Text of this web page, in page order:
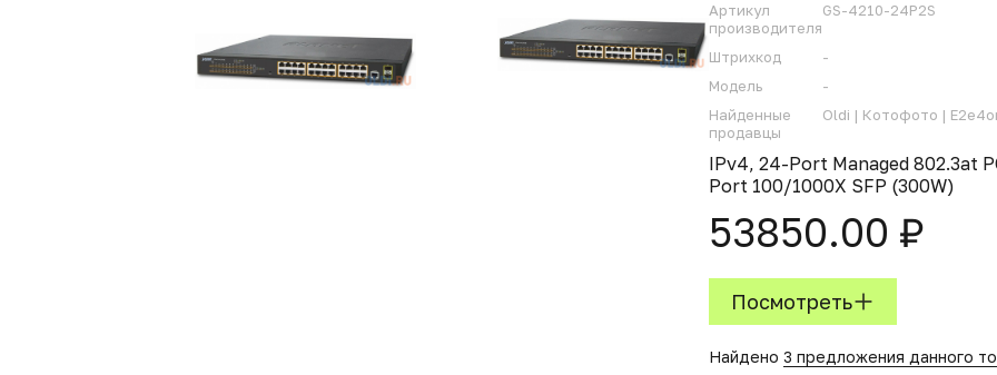
Артикул
производителя
GS-4210-24P2S
Штрихкод
-
Модель
-
Найденные
продавцы
Oldi | Котофото |
IPv4, 24-Port Managed 802.3at
Port 100/1000X SFP (300W)
53850.00 ₽
Посмотреть
Найдено 3 предложения данного